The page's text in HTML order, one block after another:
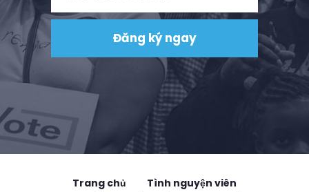
Trang chủ
Tình nguyện viên